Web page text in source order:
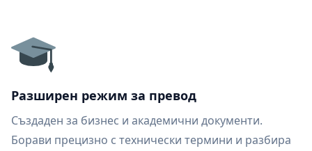
Разширен режим за превод
Създаден за бизнес и академични документи.
Борави прецизно с технически термини и разбира